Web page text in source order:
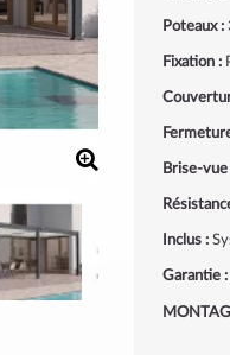
Poteaux :
Fixation :
Brise-vue
Inclus :
Garantie :